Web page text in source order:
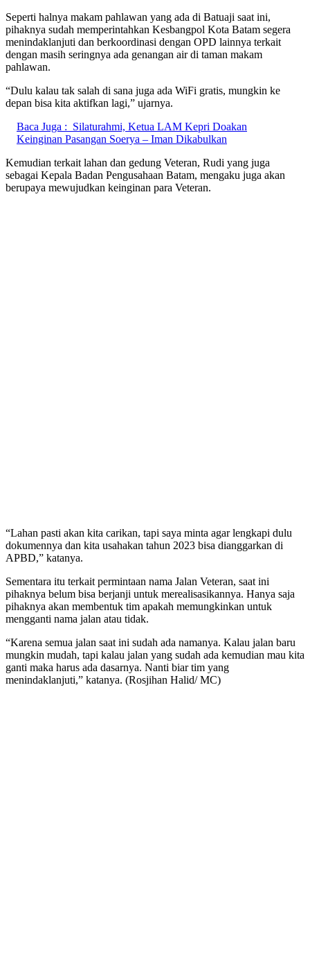
Seperti halnya makam pahlawan yang ada di Batuaji saat ini,
pihaknya sudah memperintahkan Kesbangpol Kota Batam segera
menindaklanjuti dan berkoordinasi dengan OPD lainnya terkait
dengan masih seringnya ada genangan air di taman makam
pahlawan.
“Dulu kalau tak salah di sana juga ada WiFi gratis, mungkin ke
depan bisa kita aktifkan lagi,” ujarnya.
Baca Juga : Silaturahmi, Ketua LAM Kepri Doakan
Keinginan Pasangan Soerya – Iman Dikabulkan
Kemudian terkait lahan dan gedung Veteran, Rudi yang juga
sebagai Kepala Badan Pengusahaan Batam, mengaku juga akan
berupaya mewujudkan keinginan para Veteran.
“Lahan pasti akan kita carikan, tapi saya minta agar lengkapi dulu
dokumennya dan kita usahakan tahun 2023 bisa dianggarkan di
APBD,” katanya.
Sementara itu terkait permintaan nama Jalan Veteran, saat ini
pihaknya belum bisa berjanji untuk merealisasikannya. Hanya saja
pihaknya akan membentuk tim apakah memungkinkan untuk
mengganti nama jalan atau tidak.
“Karena semua jalan saat ini sudah ada namanya. Kalau jalan baru
mungkin mudah, tapi kalau jalan yang sudah ada kemudian mau kita
ganti maka harus ada dasarnya. Nanti biar tim yang
menindaklanjuti,” katanya. (Rosjihan Halid/ MC)